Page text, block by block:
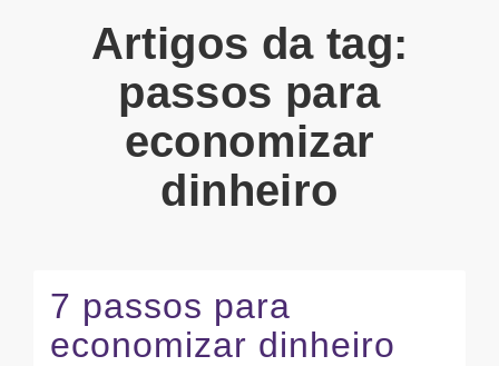
Artigos da tag:
passos para
economizar
dinheiro
7 passos para
economizar dinheiro